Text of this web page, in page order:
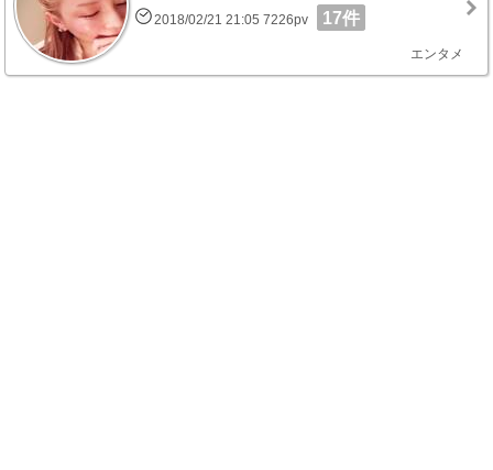
2018/02/21 21:05 7226pv 17件
エンタメ